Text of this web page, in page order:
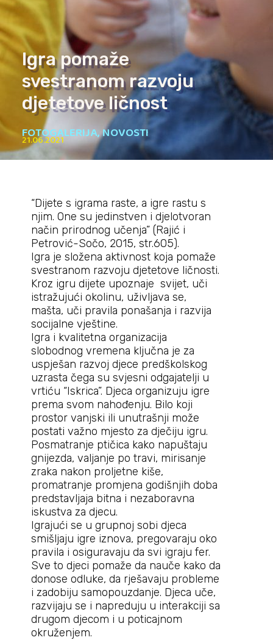
Igra pomaže
svestranom razvoju
djetetove ličnost
FOTOGALERIJA,NOVOSTI
21.06.2021
“Dijete s igrama raste, a igre rastu s
njim. One su jedinstven i djelotvoran
način prirodnog učenja” (Rajić i
Petrović-Sočo, 2015, str.605).
Igra je složena aktivnost koja pomaže
svestranom razvoju djetetove ličnosti.
Kroz igru dijete upoznaje svijet, uči
istražujući okolinu, uživljava se,
mašta, uči pravila ponašanja i razvija
socijalne vještine.
Igra i kvalitetna organizacija
slobodnog vremena ključna je za
uspješan razvoj djece predškolskog
uzrasta čega su svjesni odgajatelji u
vrtiću “Iskrica”. Djeca organizuju igre
prema svom nahođenju. Bilo koji
prostor vanjski ili unutrašnji može
postati važno mjesto za dječiju igru.
Posmatranje ptičica kako napuštaju
gnijezda, valjanje po travi, mirisanje
zraka nakon proljetne kiše,
promatranje promjena godišnjih doba
predstavljaja bitna i nezaboravna
iskustva za djecu.
Igrajući se u grupnoj sobi djeca
smišljaju igre iznova, pregovaraju oko
pravila i osiguravaju da svi igraju fer.
Sve to djeci pomaže da nauče kako da
donose odluke, da rješavaju probleme
i zadobiju samopouzdanje. Djeca uče,
razvijaju se i napreduju u interakciji sa
drugom djecom i u poticajnom
okruženjem.